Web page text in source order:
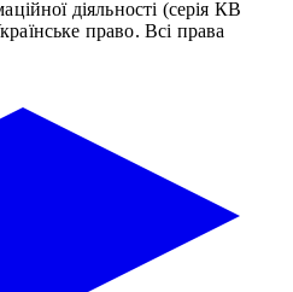
діяльності (серія КВ
право. Всі права